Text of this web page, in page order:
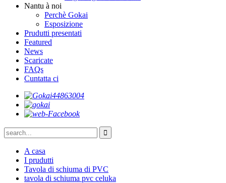
Nantu à noi
Perchè Gokai
Esposizione
Prudutti presentati
Featured
News
Scaricate
FAQs
Cuntatta ci
A casa
I prudutti
Tavola di schiuma di PVC
tavola di schiuma pvc celuka